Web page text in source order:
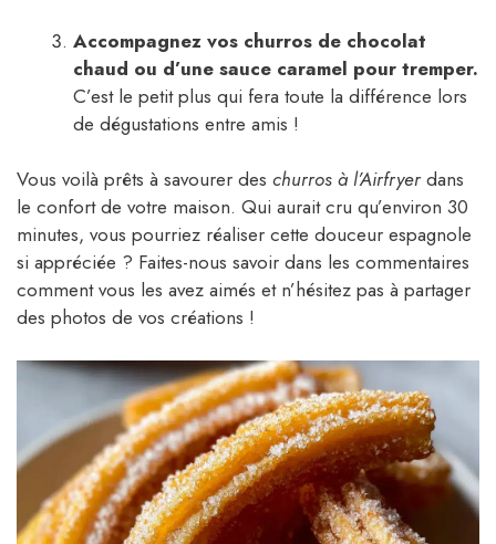
Accompagnez vos churros de chocolat
chaud ou d’une sauce caramel pour tremper.
C’est le petit plus qui fera toute la différence lors
de dégustations entre amis !
Vous voilà prêts à savourer des churros à l’Airfryerdans
le confort de votre maison. Qui aurait cru qu’environ 30
minutes, vous pourriez réaliser cette douceur espagnole
si appréciée ? Faites-nous savoir dans les commentaires
comment vous les avez aimés et n’hésitez pas à partager
des photos de vos créations !